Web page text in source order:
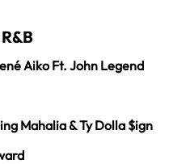
Aiko Ft. John Legend
Mahalia & Ty Dolla $ign